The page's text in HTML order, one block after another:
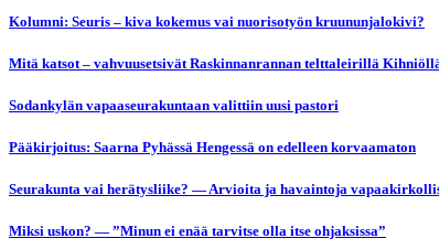
Kolumni: Seuris – kiva kokemus vai nuorisotyön kruununjalokivi?
Mitä katsot – vahvuusetsivät Raskinnanrannan telttaleirillä
Sodankylän vapaaseurakuntaan valittiin uusi pastori
Pääkirjoitus: Saarna Pyhässä Hengessä on edelleen korvaamaton
Seurakunta vai herätysliike? — Arvioita ja havaintoja
Miksi uskon? — ”Minun ei enää tarvitse olla itse ohjaksissa”